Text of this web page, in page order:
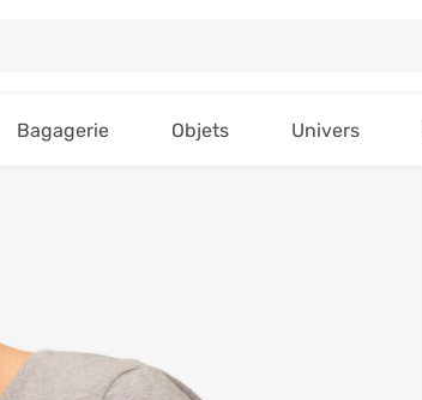
Bagagerie Objets Univers